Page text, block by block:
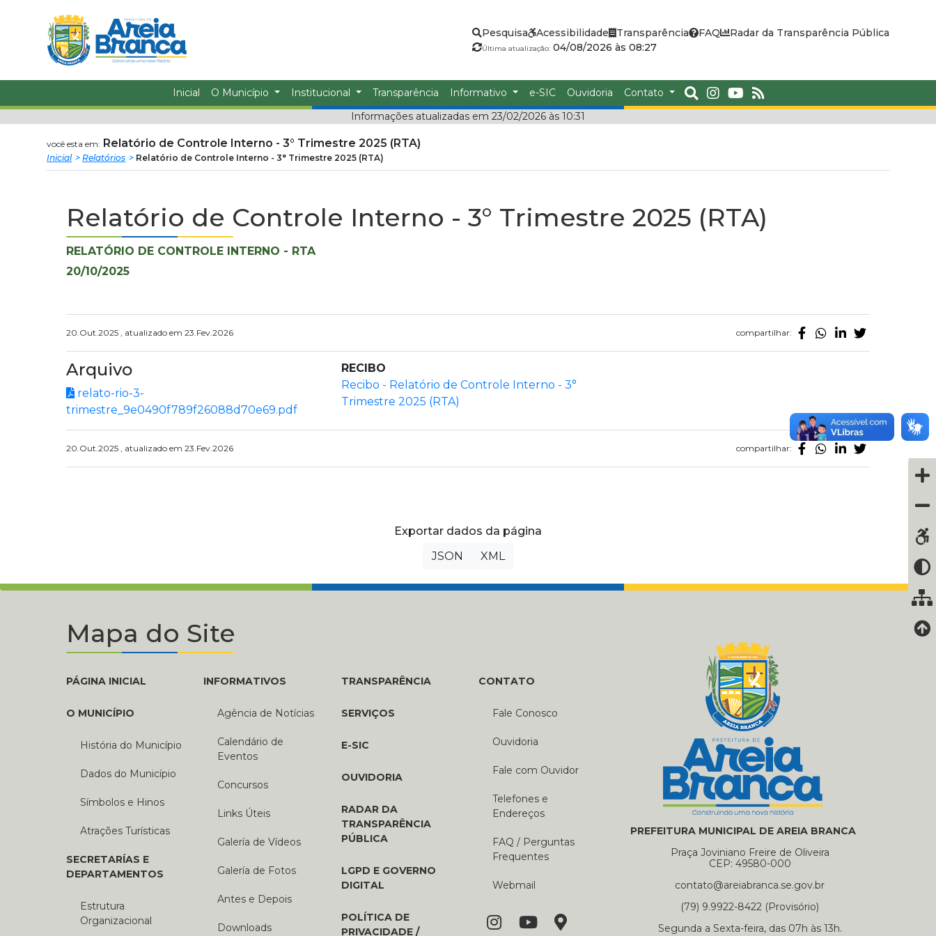
conteudo
Prefeitura
Municipal
de
Areia
Branca
Pesquisa Acessibilidade Transparência FAQ Radar da Transparência Pública
Última atualização:04/08/2026 às 08:27
Inicial O Município Institucional Transparência Informativo e-SIC Ouvidoria
Contato
Informações atualizadas em 23/02/2026 às 10:31
você esta em: Relatório de Controle Interno - 3° Trimestre 2025 (RTA)
Inicial Relatórios Relatório de Controle Interno - 3° Trimestre 2025 (RTA)
Relatório de Controle Interno - 3° Trimestre 2025 (RTA)
RELATÓRIO DE CONTROLE INTERNO - RTA
20/10/2025
20.Out.2025 , atualizado em 23.Fev.2026 compartilhar:
Arquivo
relato-rio-3-
trimestre_9e0490f789f26088d70e69.pdf
RECIBO
Recibo - Relatório de Controle Interno - 3°
Trimestre 2025 (RTA)
20.Out.2025 , atualizado em 23.Fev.2026 compartilhar:
Exportar dados da página
JSON
XML
Mapa do Site
PÁGINA INICIAL
O MUNICÍPIO
História do Município
Dados do Município
Símbolos e Hinos
Atrações Turísticas
SECRETARÍAS E
DEPARTAMENTOS
Estrutura
Organizacional
INFORMATIVOS
Agência de Notícias
Calendário de
Eventos
Concursos
Links Úteis
Galería de Vídeos
Galería de Fotos
Antes e Depois
Downloads
TRANSPARÊNCIA
SERVIÇOS
E-SIC
OUVIDORIA
RADAR DA
TRANSPARÊNCIA
PÚBLICA
LGPD E GOVERNO
DIGITAL
POLÍTICA DE
PRIVACIDADE /
CONTATO
Fale Conosco
Ouvidoria
Fale com Ouvidor
Telefones e
Endereços
FAQ / Perguntas
Frequentes
Webmail
PREFEITURA MUNICIPAL DE AREIA BRANCA
Praça Joviniano Freire de Oliveira
CEP: 49580-000
contato@areiabranca.se.gov.br
(79) 9.9922-8422 (Provisório)
Segunda a Sexta-feira, das 07h às 13h.